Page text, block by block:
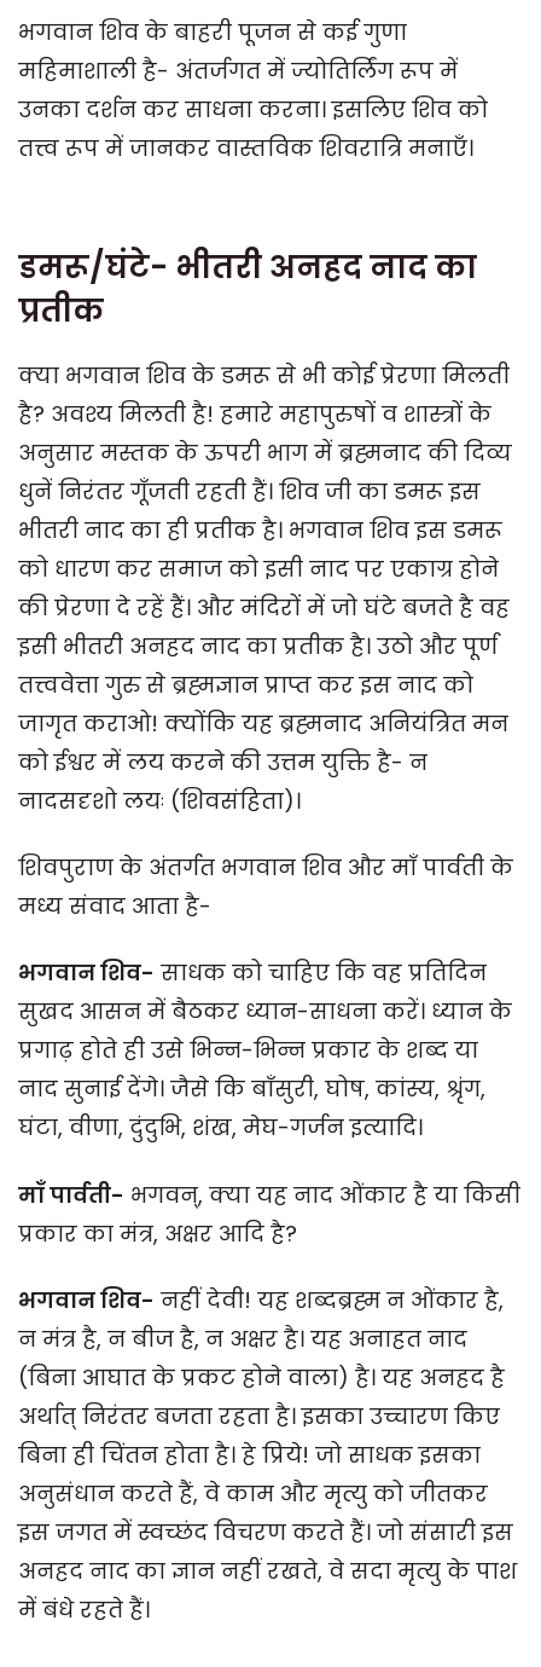
भगवान शिव के बाहरी पूजन से कई गुणा
महिमाशाली है- अंतर्जगत में ज्योतिर्लिंग रूप में
उनका दर्शन कर साधना करना। इसलिए शिव को
तत्त्व रूप में जानकर वास्तविक शिवरात्रि मनाएँ।
डमरू/घंटे- भीतरी अनहद नाद का
प्रतीक
क्या भगवान शिव के डमरू से भी कोई प्रेरणा मिलती
है? अवश्य मिलती है! हमारे महापुरुषों व शास्त्रों के
अनुसार मस्तक के ऊपरी भाग में ब्रह्मनाद की दिव्य
धुनें निरंतर गूँजती रहती हैं। शिव जी का डमरू इस
भीतरी नाद का ही प्रतीक है। भगवान शिव इस डमरू
को धारण कर समाज को इसी नाद पर एकाग्र होने
की प्रेरणा दे रहें हैं। और मंदिरों में जो घंटे बजते है वह
इसी भीतरी अनहद नाद का प्रतीक है। उठो और पूर्ण
तत्त्ववेत्ता गुरु से ब्रह्मज्ञान प्राप्त कर इस नाद को
जागृत कराओ! क्योंकि यह ब्रह्मनाद अनियंत्रित मन
को ईश्वर में लय करने की उत्तम युक्ति है- न
नादसदृशो लयः (शिवसंहिता)।
शिवपुराण के अंतर्गत भगवान शिव और माँ पार्वती के
मध्य संवाद आता है-
भगवान शिव- साधक को चाहिए कि वह प्रतिदिन
सुखद आसन में बैठकर ध्यान-साधना करें। ध्यान के
प्रगाढ़ होते ही उसे भिन्न-भिन्न प्रकार के शब्द या
नाद सुनाई देंगे। जैसे कि बाँसुरी, घोष, कांस्य, श्रृंग,
घंटा, वीणा, दुंदुभि, शंख, मेघ-गर्जन इत्यादि।
माँ पार्वती- भगवन्, क्या यह नाद ओंकार है या किसी
प्रकार का मंत्र, अक्षर आदि है?
भगवान शिव- नहीं देवी! यह शब्दब्रह्म न ओंकार है,
न मंत्र है, न बीज है, न अक्षर है। यह अनाहत नाद
(बिना आघात के प्रकट होने वाला) है। यह अनहद है
अर्थात् निरंतर बजता रहता है। इसका उच्चारण किए
बिना ही चिंतन होता है। हे प्रिये! जो साधक इसका
अनुसंधान करते हैं, वे काम और मृत्यु को जीतकर
इस जगत में स्वच्छंद विचरण करते हैं। जो संसारी इस
अनहद नाद का ज्ञान नहीं रखते, वे सदा मृत्यु के पाश
में बंधे रहते हैं।